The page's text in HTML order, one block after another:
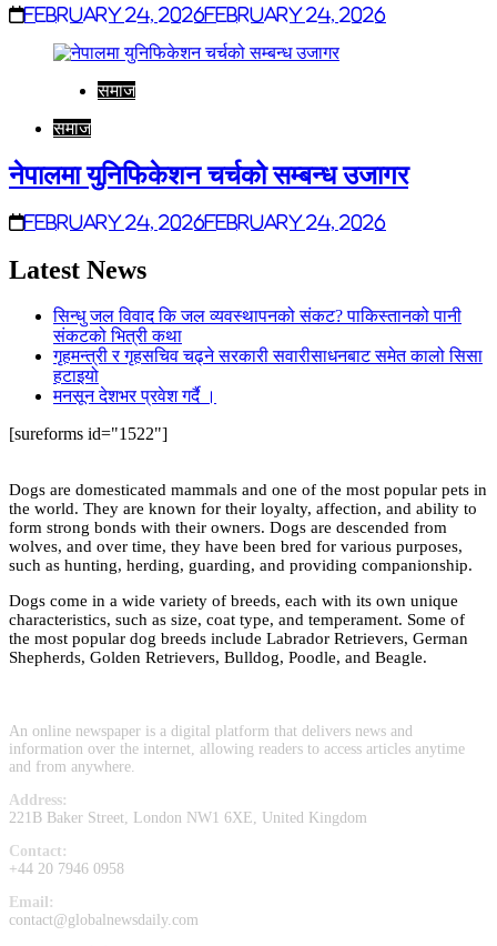
February 24, 2026February 24, 2026
समाज
समाज
नेपालमा युनिफिकेशन चर्चको सम्बन्ध उजागर
February 24, 2026February 24, 2026
Latest News
सिन्धु जल विवाद कि जल व्यवस्थापनको संकट? पाकिस्तानको पानी
संकटको भित्री कथा
गृहमन्त्री र गृहसचिव चढ्ने सरकारी सवारीसाधनबाट समेत कालो सिसा
हटाइयो
मनसून देशभर प्रवेश गर्दै ।
[sureforms id="1522"]
Dogs are domesticated mammals and one of the most popular pets in
the world. They are known for their loyalty, affection, and ability to
form strong bonds with their owners. Dogs are descended from
wolves, and over time, they have been bred for various purposes,
such as hunting, herding, guarding, and providing companionship.
Dogs come in a wide variety of breeds, each with its own unique
characteristics, such as size, coat type, and temperament. Some of
the most popular dog breeds include Labrador Retrievers, German
Shepherds, Golden Retrievers, Bulldog, Poodle, and Beagle.
An online newspaper is a digital platform that delivers news and
information over the internet, allowing readers to access articles anytime
and from anywhere.
Address:
221B Baker Street, London NW1 6XE, United Kingdom
Contact:
+44 20 7946 0958
Email:
contact@globalnewsdaily.com